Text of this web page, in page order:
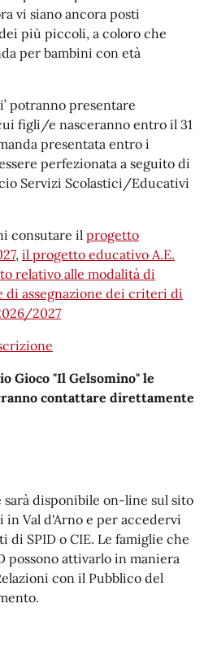
vi siano ancora posti
più piccoli, a coloro che
per bambini con età
potranno presentare
figli/e nasceranno entro il 31
presentata entro i
perfezionata a seguito di
Servizi Scolastici/Educativi
consutare il progetto
, il progetto educativo A.E.
relativo alle modalità di
di assegnazione dei criteri di
2027
Gioco "Il Gelsomino" le
contattare direttamente
disponibile on-line sul sito
Val d'Arno e per accedervi
di SPID o CIE. Le famiglie che
possono attivarlo in maniera
con il Pubblico del